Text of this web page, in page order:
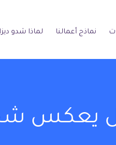
نماذج أعمالنا لماذا شدو